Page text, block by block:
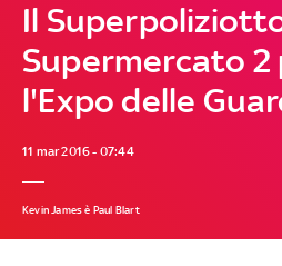
Il
Supermercato 2
l'Expo delle
11 mar 2016 - 07:44
Kevin James è Paul Blart